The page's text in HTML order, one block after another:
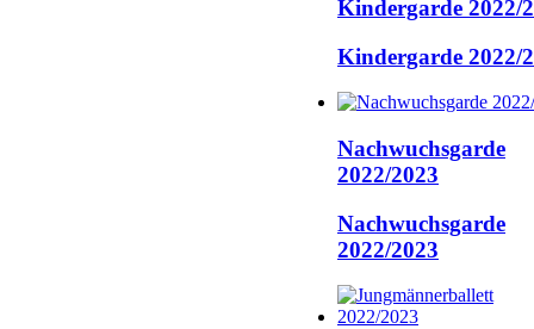
Kindergarde 2022/
Kindergarde 2022/
Nachwuchsgarde
2022/2023
Nachwuchsgarde
2022/2023